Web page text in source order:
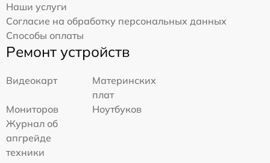
Наши услуги
Согласие на обработку персональных данных
Способы оплаты
Ремонт устройств
Видеокарт
Материнских
плат
Мониторов
Ноутбуков
Журнал об
апгрейде
техники